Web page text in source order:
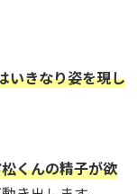
いきなり姿を現し
くんの精子が欲